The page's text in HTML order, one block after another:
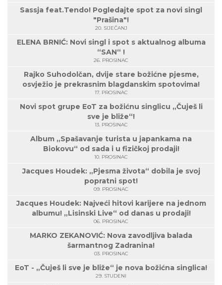
Sassja feat.Tendo! Pogledajte spot za novi singl
"Prašina"!
20. SIJEČANJ
ELENA BRNIĆ: Novi singl i spot s aktualnog albuma
“SAN“ !
26. PROSINAC
Rajko Suhodolčan, dvije stare božićne pjesme,
osvježio je prekrasnim blagdanskim spotovima!
17. PROSINAC
Novi spot grupe EoT za božićnu singlicu „Čuješ li
sve je bliže“!
13. PROSINAC
Album „Spašavanje turista u japankama na
Biokovu“ od sada i u fizičkoj prodaji!
10. PROSINAC
Jacques Houdek: „Pjesma života“ dobila je svoj
popratni spot!
09. PROSINAC
Jacques Houdek: Najveći hitovi karijere na jednom
albumu! „Lisinski Live“ od danas u prodaji!
06. PROSINAC
MARKO ZEKANOVIĆ: Nova zavodljiva balada
šarmantnog Zadranina!
03. PROSINAC
EoT - „Čuješ li sve je bliže“ je nova božićna singlica!
29. STUDENI